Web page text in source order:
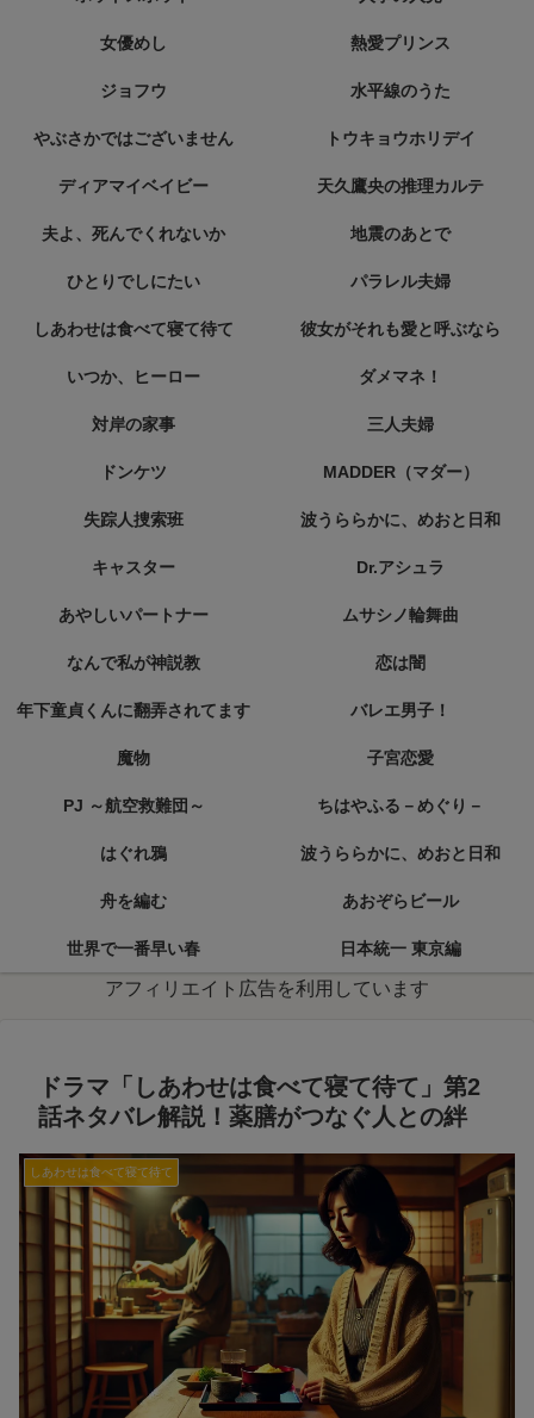
女優めし 熱愛プリンス
ジョフウ 水平線のうた
やぶさかではございません トウキョウホリデイ
ディアマイベイビー 天久鷹央の推理カルテ
夫よ、死んでくれないか 地震のあとで
ひとりでしにたい パラレル夫婦
しあわせは食べて寝て待て 彼女がそれも愛と呼ぶなら
いつか、ヒーロー ダメマネ！
対岸の家事 三人夫婦
ドンケツ MADDER（マダー）
失踪人捜索班 波うららかに、めおと日和
キャスター Dr.アシュラ
あやしいパートナー ムサシノ輪舞曲
なんで私が神説教 恋は闇
年下童貞くんに翻弄されてます バレエ男子！
魔物 子宮恋愛
PJ ～航空救難団～ ちはやふる－めぐり－
はぐれ鴉 波うららかに、めおと日和
舟を編む あおぞらビール
世界で一番早い春 日本統一 東京編
アフィリエイト広告を利用しています
ドラマ「しあわせは食べて寝て待て」第2
話ネタバレ解説！薬膳がつなぐ人との絆
しあわせは食べて寝て待て